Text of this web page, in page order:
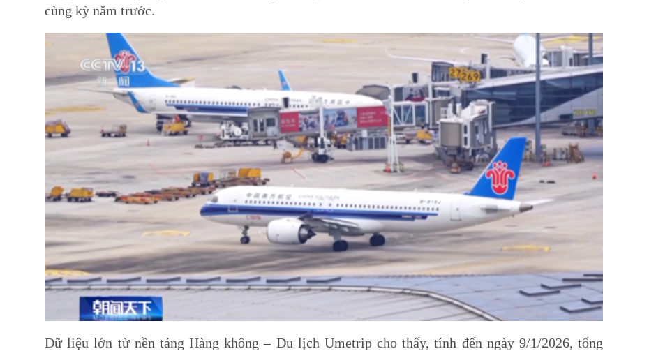
cùng kỳ năm trước.
Dữ liệu lớn từ nền tảng Hàng không – Du lịch Umetrip cho thấy, tính đến ngày 9/1/2026, tổng